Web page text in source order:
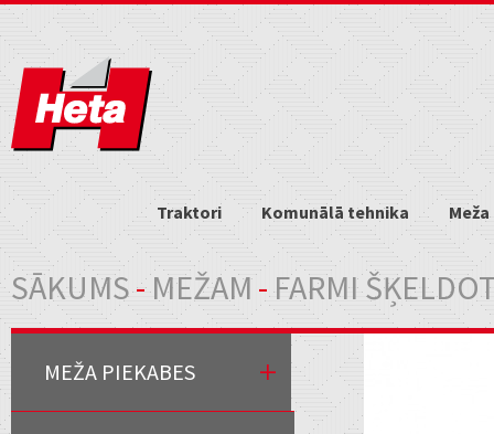
Traktori Komunālā tehnika
Jūs atrodaties šeit
SĀKUMS- MEŽAM-FARMI
MEŽA PIEKABES